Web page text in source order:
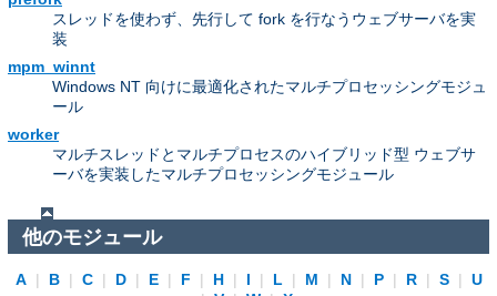
スレッドを使わず、先行して fork を行なうウェブサーバを実
装
mpm_winnt
Windows NT 向けに最適化されたマルチプロセッシングモジュ
ール
worker
マルチスレッドとマルチプロセスのハイブリッド型 ウェブサ
ーバを実装したマルチプロセッシングモジュール
他のモジュール
A | B | C | D | E | F | H | I | L | M | N | P | R | S |
U